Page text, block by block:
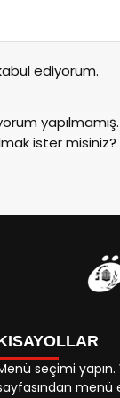
ediyorum.
yapılmamış.
ister misiniz?
seçimi
menü